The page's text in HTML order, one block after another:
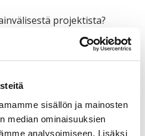
sisällön ja mainosten
median ominaisuuksien
analysoimiseen. Lisäksi
projektista?
asiantuntijuudelle
ei voi oppia